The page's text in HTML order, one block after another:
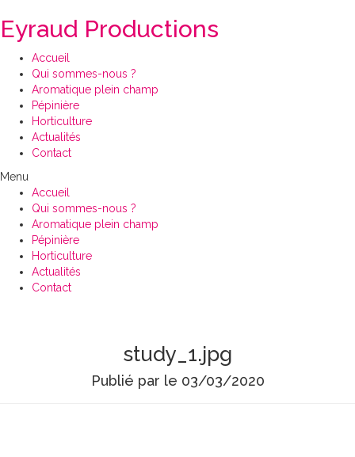
Eyraud Productions
Accueil
Qui sommes-nous ?
Aromatique plein champ
Pépinière
Horticulture
Actualités
Contact
Menu
Accueil
Qui sommes-nous ?
Aromatique plein champ
Pépinière
Horticulture
Actualités
Contact
study_1.jpg
Publié par le 03/03/2020